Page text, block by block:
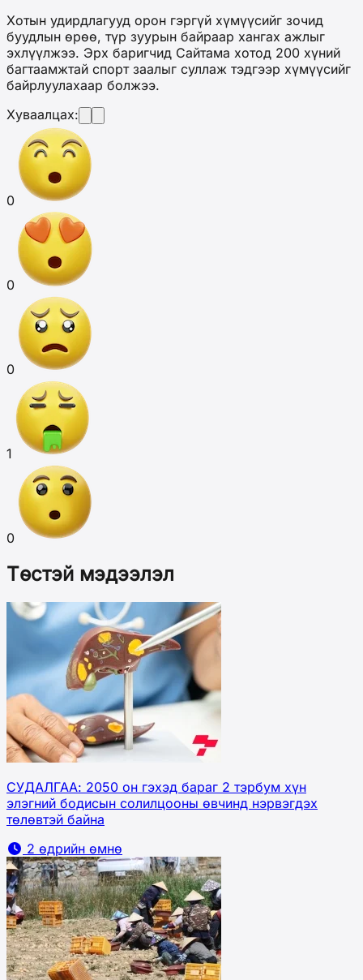
Хотын удирдлагууд орон гэргүй хүмүүсийг зочид
буудлын өрөө, түр зуурын байраар хангах ажлыг
эхлүүлжээ. Эрх баригчид Сайтама хотод 200 хүний
багтаамжтай спорт заалыг суллаж тэдгээр хүмүүсийг
байрлуулахаар болжээ.
Хуваалцах:
0
0
0
1
0
Төстэй мэдээлэл
СУДАЛГАА: 2050 он гэхэд бараг 2 тэрбум хүн
элэгний бодисын солилцооны өвчинд нэрвэгдэх
төлөвтэй байна
2 өдрийн өмнө